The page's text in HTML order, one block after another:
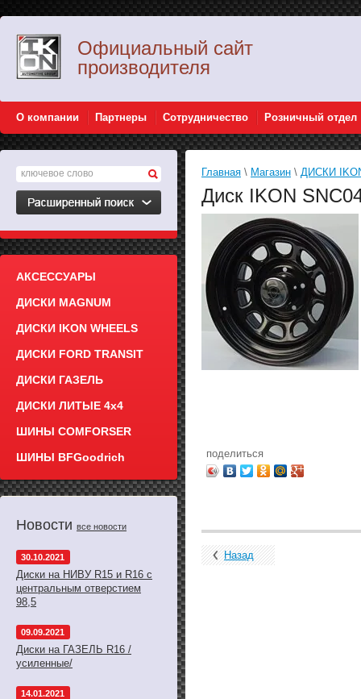
Официальный сайт
производителя
О компании Партнеры Сотрудничество Розничный отдел
АКСЕССУАРЫ
ДИСКИ MAGNUM
ДИСКИ IKON WHEELS
ДИСКИ FORD TRANSIT
ДИСКИ ГАЗЕЛЬ
ДИСКИ ЛИТЫЕ 4x4
ШИНЫ COMFORSER
ШИНЫ BFGoodrich
Новости все новости
30.10.2021
Диски на НИВУ R15 и R16 с
центральным отверстием
98,5
09.09.2021
Диски на ГАЗЕЛЬ R16 /
усиленные/
14.01.2021
Главная \ Магазин \ ДИСКИ
Диск IKON
поделиться
Назад